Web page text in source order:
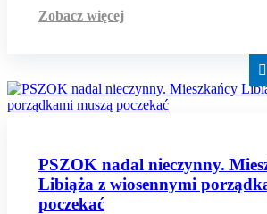
Zobacz więcej
PSZOK nadal nieczynny.
Libiąża z wiosennymi
poczekać